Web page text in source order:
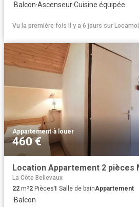
·Balcon·Ascenseur·Cuisine équipée
Vu la première fois il y a 6 jours sur Locamoi
Appartement·à louer
460 €
La Côte Bellevaux
22 m²2 Pièces1 Salle de bainAppartement
·Balcon